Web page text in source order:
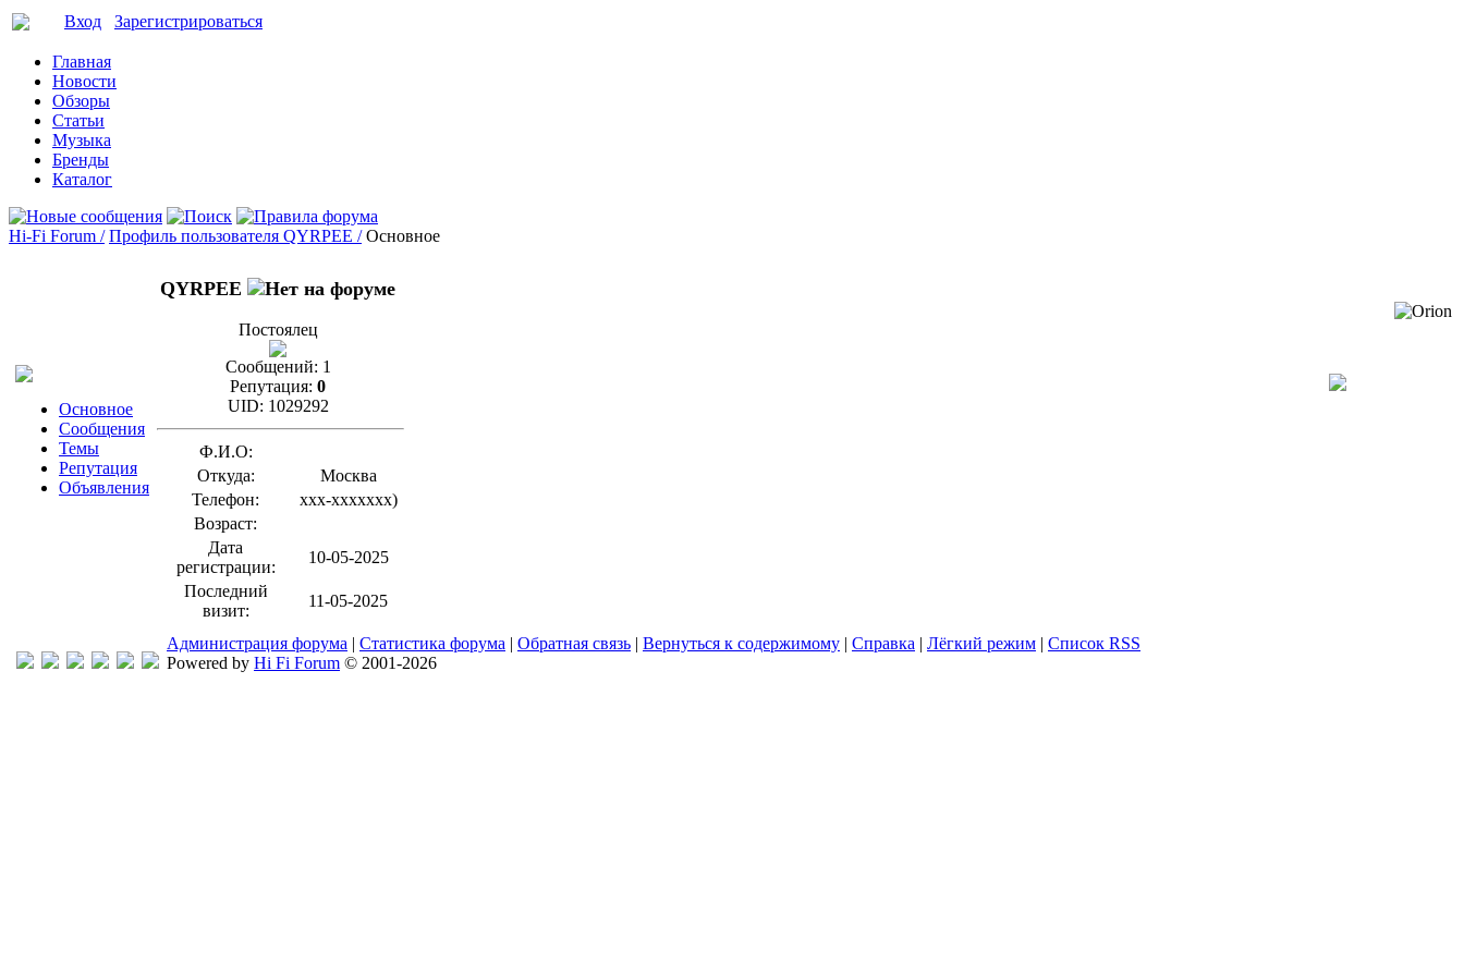
Вход Зарегистрироваться
Главная
Новости
Обзоры
Статьи
Музыка
Бренды
Каталог
Hi-Fi Forum / Профиль пользователя QYRPEE / Основное
Основное
Сообщения
Темы
Репутация
Объявления
QYRPEE
Постоялец
Сообщений: 1
Репутация: 0
UID: 1029292
Ф.И.О:
Откуда:
Москва
Телефон:
xxx-xxxxxxx)
Возраст:
Дата
регистрации:
10-05-2025
Последний
визит:
11-05-2025
Администрация форума | Статистика форума | Обратная связь | Вернуться к содержимому | Справка | Лёгкий режим | Список RSS
Powered by Hi Fi Forum © 2001-2026